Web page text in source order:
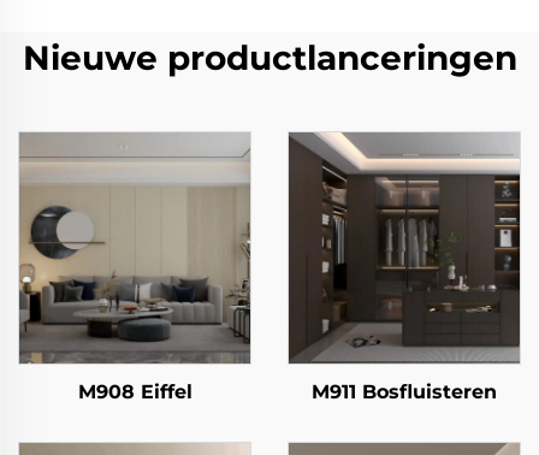
Nieuwe productlanceringen
M908 Eiffel M911 Bosfluisteren